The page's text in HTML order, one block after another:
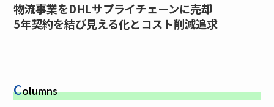
物流事業をDHLサプライチェーンに売却
5年契約を結び見える化とコスト削減追求
Columns